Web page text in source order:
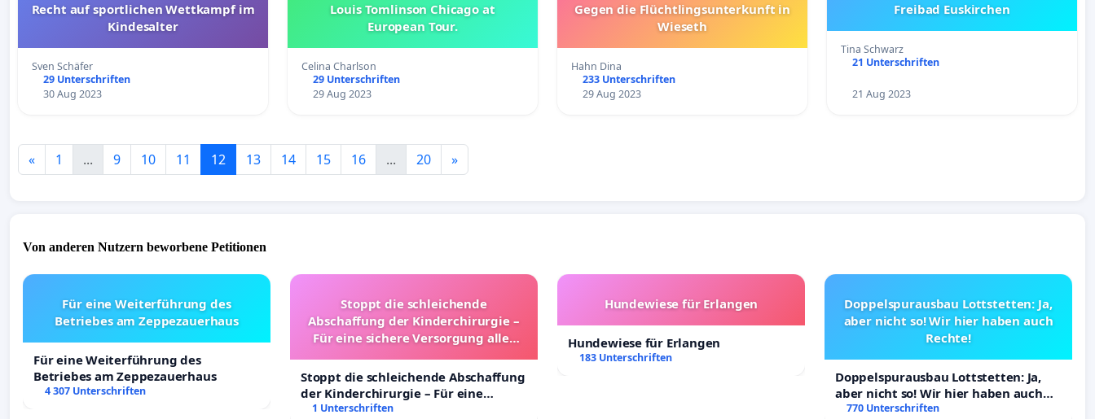
Recht auf sportlichen Wettkampf im
Kindesalter
Sven Schäfer
29 Unterschriften
30 Aug 2023
Louis Tomlinson Chicago at
European Tour.
Celina Charlson
29 Unterschriften
29 Aug 2023
Gegen die Flüchtlingsunterkunft in
Wieseth
Hahn Dina
233 Unterschriften
29 Aug 2023
Freibad Euskirchen
Tina Schwarz
21 Unterschriften
21 Aug 2023
« 1 ... 9 10 11 12 13 14 15 16 ... 20 »
Von anderen Nutzern beworbene Petitionen
Für eine Weiterführung des
Betriebes am Zeppezauerhaus
Für eine Weiterführung des
Betriebes am Zeppezauerhaus
4 307 Unterschriften
Stoppt die schleichende
Abschaffung der Kinderchirurgie –
Für eine sichere Versorgung aller
Stoppt die schleichende Abschaffung
der Kinderchirurgie – Für eine
sichere Versorgung aller Kinder in
1 Unterschriften
Hundewiese für Erlangen
Hundewiese für Erlangen
183 Unterschriften
Doppelspurausbau Lottstetten: Ja,
aber nicht so! Wir hier haben auch
Rechte!
Doppelspurausbau Lottstetten: Ja,
aber nicht so! Wir hier haben auch
Rechte!
770 Unterschriften